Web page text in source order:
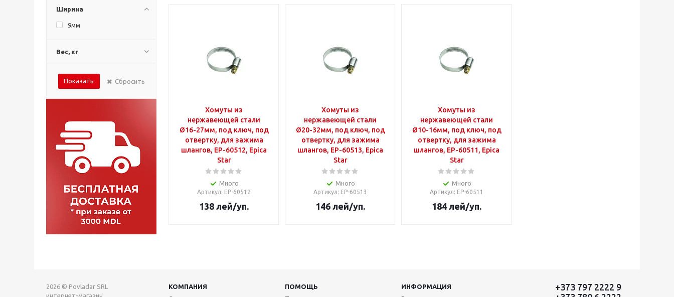
Ширина
9мм
Вес, кг
Показать Сбросить
Хомуты из
нержавеющей стали
Ø16-27мм, под ключ, под
отвертку, для зажима
шлангов, EP-60512, Epica
Star
Много
Артикул: EP-60512
138 лей/уп.
Хомуты из
нержавеющей стали
Ø20-32мм, под ключ, под
отвертку, для зажима
шлангов, EP-60513, Epica
Star
Много
Артикул: EP-60513
146 лей/уп.
Хомуты из
нержавеющей стали
Ø10-16мм, под ключ, под
отвертку, для зажима
шлангов, EP-60511, Epica
Star
Много
Артикул: EP-60511
184 лей/уп.
2026 © Povladar SRL
интернет-магазин
КОМПАНИЯ ПОМОЩЬ
ИНФОРМАЦИЯ
+373 797 2222 9